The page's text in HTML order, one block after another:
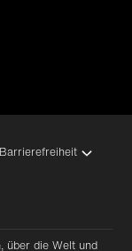
Barrierefreiheit
über die Welt und